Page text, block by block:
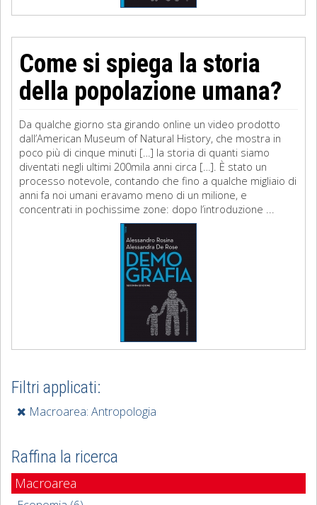
Come si spiega la storia
della popolazione umana?
Da qualche giorno sta girando online un video prodotto
dall’American Museum of Natural History, che mostra in
poco più di cinque minuti […] la storia di quanti siamo
diventati negli ultimi 200mila anni circa […]. È stato un
processo notevole, contando che fino a qualche migliaio di
anni fa noi umani eravamo meno di un milione, e
concentrati in pochissime zone: dopo l’introduzione ...
Filtri applicati:
Macroarea: Antropologia
Raffina la ricerca
Macroarea